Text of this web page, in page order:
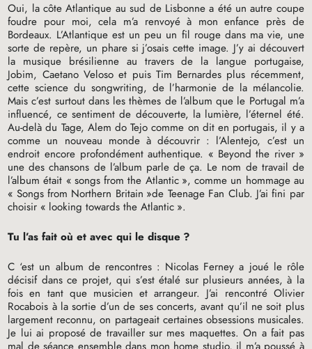
Oui, la côte Atlantique au sud de Lisbonne a été un autre coupe
foudre pour moi, cela m’a renvoyé à mon enfance près de
Bordeaux. L’Atlantique est un peu un fil rouge dans ma vie, une
sorte de repère, un phare si j’osais cette image. J’y ai découvert
la musique brésilienne au travers de la langue portugaise,
Jobim, Caetano Veloso et puis Tim Bernardes plus récemment,
cette science du songwriting, de l’harmonie de la mélancolie.
Mais c’est surtout dans les thèmes de l’album que le Portugal m’a
influencé, ce sentiment de découverte, la lumière, l’éternel été.
Au-delà du Tage, Alem do Tejo comme on dit en portugais, il y a
comme un nouveau monde à découvrir : l’Alentejo, c’est un
endroit encore profondément authentique. « Beyond the river »
une des chansons de l’album parle de ça. Le nom de travail de
l’album était « songs from the Atlantic », comme un hommage au
« Songs from Northern Britain »de Teenage Fan Club. J’ai fini par
choisir « looking towards the Atlantic ».
Tu l’as fait où et avec qui le disque ?
C ‘est un album de rencontres : Nicolas Ferney a joué le rôle
décisif dans ce projet, qui s’est étalé sur plusieurs années, à la
fois en tant que musicien et arrangeur. J’ai rencontré Olivier
Rocabois à la sortie d’un de ses concerts, avant qu’il ne soit plus
largement reconnu, on partageait certaines obsessions musicales.
Je lui ai proposé de travailler sur mes maquettes. On a fait pas